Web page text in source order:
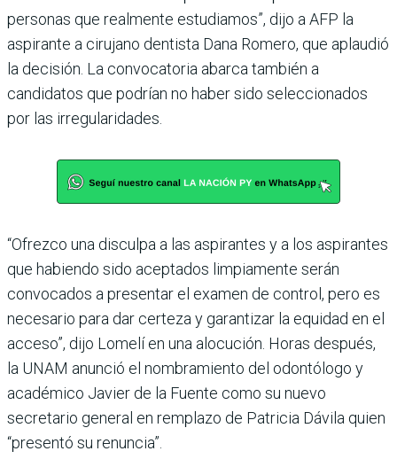
personas que realmente estudiamos”, dijo a AFP la
aspirante a cirujano dentista Dana Romero, que aplaudió
la decisión. La convocatoria abarca también a
candidatos que podrían no haber sido seleccionados
por las irregularidades.
“Ofrezco una disculpa a las aspirantes y a los aspirantes
que habiendo sido aceptados limpiamente serán
convocados a presentar el examen de control, pero es
necesario para dar certeza y garantizar la equidad en el
acceso”, dijo Lomelí en una alocución. Horas después,
la UNAM anunció el nombramiento del odontólogo y
académico Javier de la Fuente como su nuevo
secretario general en remplazo de Patricia Dávila quien
“presentó su renuncia”.